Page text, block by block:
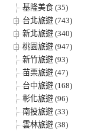
基隆美食 (35)
台北旅遊 (743)
新北旅遊 (340)
桃園旅遊 (947)
新竹旅遊 (93)
苗栗旅遊 (47)
台中旅遊 (168)
彰化旅遊 (96)
南投旅遊 (33)
雲林旅遊 (38)